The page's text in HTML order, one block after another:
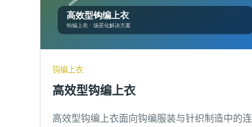
钩编上衣
高效型钩编上衣
高效型钩编上衣面向钩编服装与针织制造中的连